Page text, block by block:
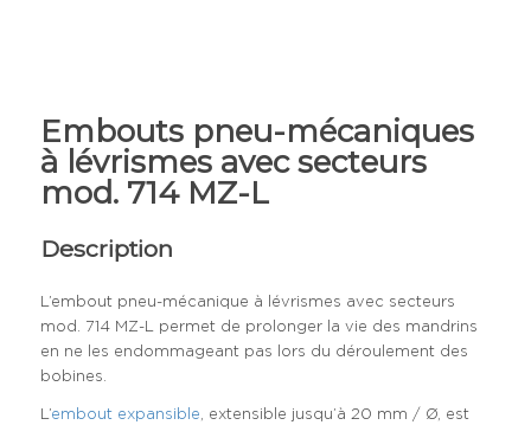
Embouts pneu-mécaniques
à lévrismes avec secteurs
mod. 714 MZ-L
Description
L’embout pneu-mécanique à lévrismes avec secteurs
mod. 714 MZ-L permet de prolonger la vie des mandrins
en ne les endommageant pas lors du déroulement des
bobines.
L’embout expansible, extensible jusqu’à 20 mm / Ø, est